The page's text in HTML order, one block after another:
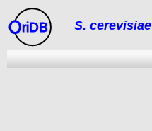
riDB S. cerevisiae